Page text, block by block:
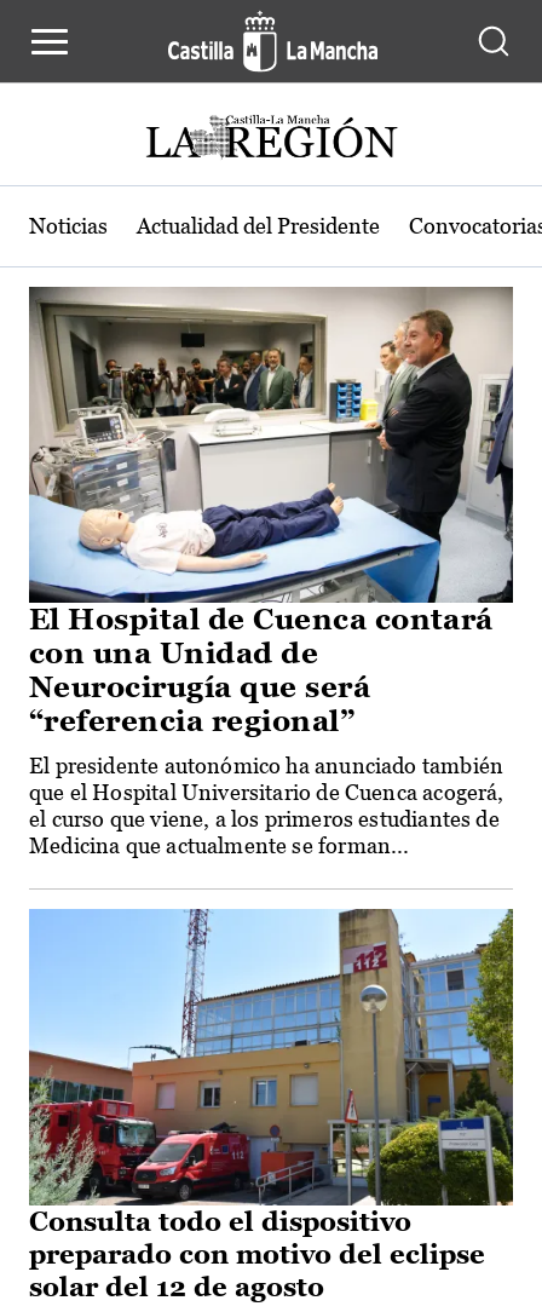
Actualidad de la región de Castilla-
Noticias Actualidad del Presidente
El Hospital de Cuenca contará
con una Unidad de
Neurocirugía que será
“referencia regional”
El presidente autonómico ha anunciado también
que el Hospital Universitario de Cuenca acogerá,
el curso que viene, a los primeros estudiantes de
Medicina que actualmente se forman...
Consulta todo el dispositivo
preparado con motivo del eclipse
solar del 12 de agosto